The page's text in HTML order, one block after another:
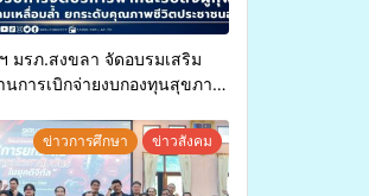
มรภ.สงขลา จัดอบรมเสริม
นการเบิกจ่ายงบกองทุนสุขภาพ
บบริการสาธารณสุข ลดความ
คุณภาพชีวิตประชาชนอย่าง
ข่าวการศึกษา ข่าวสังคม